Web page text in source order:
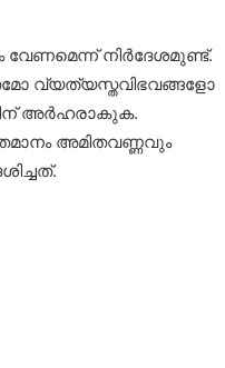
വേണമെന്ന് നിർദേശമുണ്ട്.
വ്യത്യസ്തവിഭവങ്ങളോ
അർഹരാകുക.
അമിതവണ്ണവും